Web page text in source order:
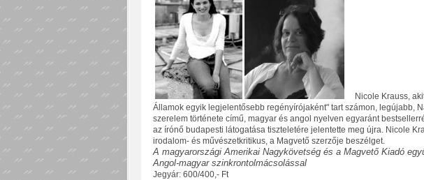
Nicole Krauss, akit
Államok egyik legjelentősebb regényírójaként" tart számon, legújabb,
szerelem története című, magyar és angol nyelven egyaránt
az írónő budapesti látogatása tiszteletére jelentette meg újra. Nicole
irodalom- és művészetkritikus, a Magvető szerzője beszélget.
A magyarországi Amerikai Nagykövetség és a Magvető Kiadó
Angol-magyar szinkrontolmácsolással
Jegyár: 600/400,- Ft